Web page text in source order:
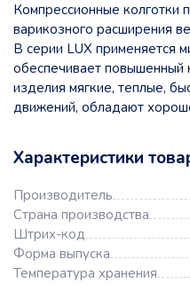
Компрессионные колготки
варикозного расширения
В серии LUX применяется
обеспечивает повышенный
изделия мягкие, теплые,
движений, обладают
Характеристики
Производитель
Страна производства
Штрих-код
Форма выпуска
Температура хранения